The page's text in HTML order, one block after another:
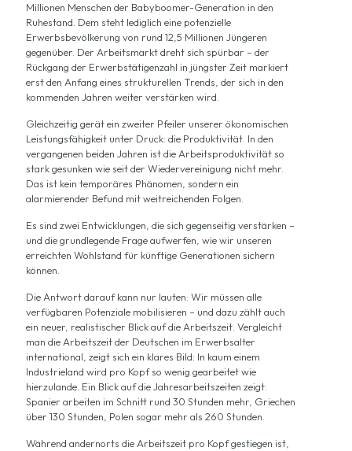
Millionen Menschen der Babyboomer-Generation in den
Ruhestand. Dem steht lediglich eine potenzielle
Erwerbsbevölkerung von rund 12,5 Millionen Jüngeren
gegenüber. Der Arbeitsmarkt dreht sich spürbar – der
Rückgang der Erwerbstätigenzahl in jüngster Zeit markiert
erst den Anfang eines strukturellen Trends, der sich in den
kommenden Jahren weiter verstärken wird.
Gleichzeitig gerät ein zweiter Pfeiler unserer ökonomischen
Leistungsfähigkeit unter Druck: die Produktivität. In den
vergangenen beiden Jahren ist die Arbeitsproduktivität so
stark gesunken wie seit der Wiedervereinigung nicht mehr.
Das ist kein temporäres Phänomen, sondern ein
alarmierender Befund mit weitreichenden Folgen.
Es sind zwei Entwicklungen, die sich gegenseitig verstärken –
und die grundlegende Frage aufwerfen, wie wir unseren
erreichten Wohlstand für künftige Generationen sichern
können.
Die Antwort darauf kann nur lauten: Wir müssen alle
verfügbaren Potenziale mobilisieren – und dazu zählt auch
ein neuer, realistischer Blick auf die Arbeitszeit. Vergleicht
man die Arbeitszeit der Deutschen im Erwerbsalter
international, zeigt sich ein klares Bild: In kaum einem
Industrieland wird pro Kopf so wenig gearbeitet wie
hierzulande. Ein Blick auf die Jahresarbeitszeiten zeigt:
Spanier arbeiten im Schnitt rund 30 Stunden mehr, Griechen
über 130 Stunden, Polen sogar mehr als 260 Stunden.
Während andernorts die Arbeitszeit pro Kopf gestiegen ist,